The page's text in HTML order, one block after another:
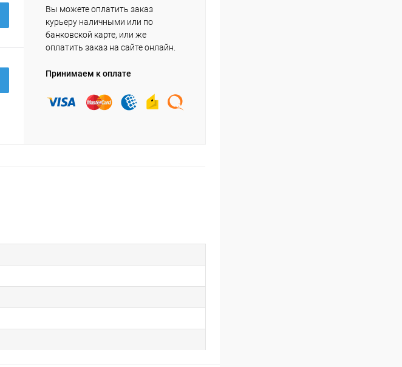
Вы можете оплатить заказ
курьеру наличными или по
банковской карте, или же
оплатить заказ на сайте онлайн.
Принимаем к оплате